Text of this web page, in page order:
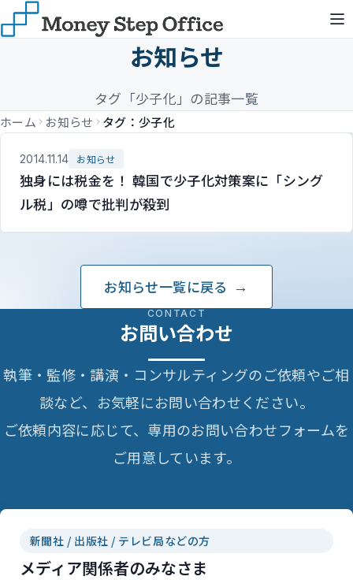
お知らせ
タグ「少子化」の記事一覧
ホーム お知らせ タグ：少子化
2014.11.14 お知らせ
独身には税金を！ 韓国で少子化対策案に「シング
ル税」の噂で批判が殺到
お知らせ一覧に戻る
CONTACT
お問い合わせ
執筆・監修・講演・コンサルティングのご依頼やご相
談など、お気軽にお問い合わせください。
ご依頼内容に応じて、専用のお問い合わせフォームを
ご用意しています。
新聞社 / 出版社 / テレビ局などの方
メディア関係者のみなさま